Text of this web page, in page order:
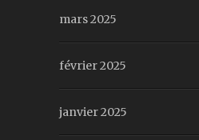
mars 2025
février 2025
janvier 2025